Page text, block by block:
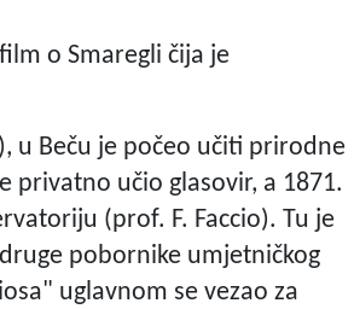
o Smaregli čija je
u Beču je počeo učiti prirodne
privatno učio glasovir, a 1871.
(prof. F. Faccio). Tu je
pobornike umjetničkog
uglavnom se vezao za